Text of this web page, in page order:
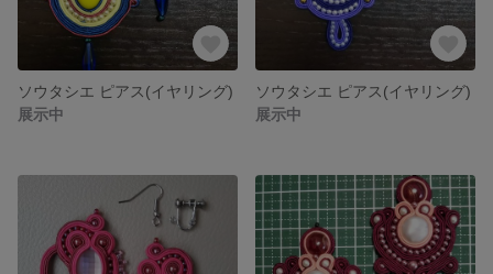
ソウタシエ ピアス(イヤリング)
展示中
ソウタシエ ピアス(イヤリング)
展示中